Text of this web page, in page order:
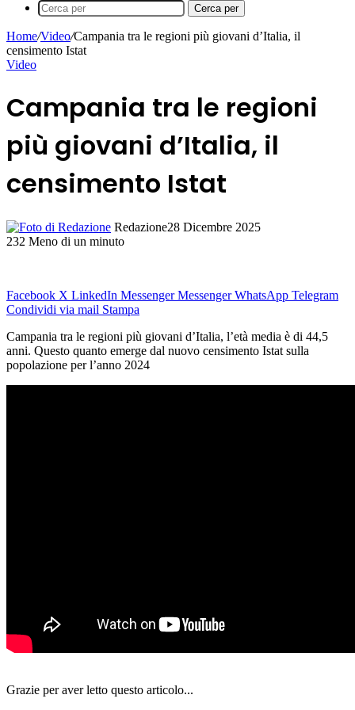
Cerca per
Home/Video/Campania tra le regioni più giovani d’Italia, il
censimento Istat
Video
Campania tra le regioni
più giovani d’Italia, il
censimento Istat
Redazione28 Dicembre 2025
232 Meno di un minuto
Facebook X LinkedIn Messenger Messenger WhatsApp Telegram
Condividi via mail Stampa
Campania tra le regioni più giovani d’Italia, l’età media è di 44,5
anni. Questo quanto emerge dal nuovo censimento Istat sulla
popolazione per l’anno 2024
Grazie per aver letto questo articolo...